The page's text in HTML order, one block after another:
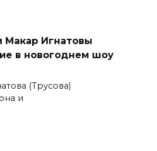
Макар Игнатовы
в новогоднем шоу
(Трусова)
и